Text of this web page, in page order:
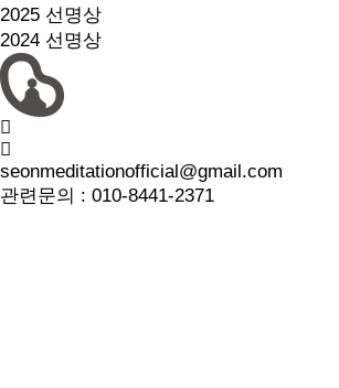
2025 선명상
2024 선명상
seonmeditationofficial@gmail.com
관련문의 : 010-8441-2371